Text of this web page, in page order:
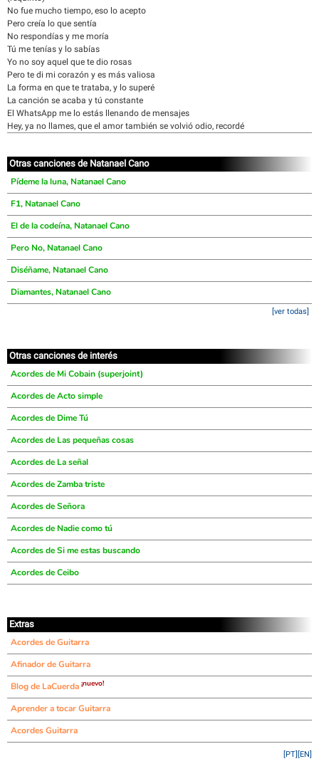
No fue mucho tiempo, eso lo acepto
Pero creía lo que sentía
No respondías y me moría
Tú me tenías y lo sabías
Yo no soy aquel que te dio rosas
Pero te di mi corazón y es más valiosa
La forma en que te trataba, y lo superé
La canción se acaba y tú constante
El WhatsApp me lo estás llenando de mensajes
Hey, ya no llames, que el amor también se volvió odio, recordé
Otras canciones de Natanael Cano
Pídeme la luna, Natanael Cano
F1, Natanael Cano
El de la codeína, Natanael Cano
Pero No, Natanael Cano
Diséñame, Natanael Cano
Diamantes, Natanael Cano
[ver todas]
Otras canciones de interés
Acordes de Mi Cobain (superjoint)
Acordes de Acto simple
Acordes de Dime Tú
Acordes de Las pequeñas cosas
Acordes de La señal
Acordes de Zamba triste
Acordes de Señora
Acordes de Nadie como tú
Acordes de Si me estas buscando
Acordes de Ceibo
Extras
Acordes de Guitarra
Afinador de Guitarra
Blog de LaCuerda ¡nuevo!
Aprender a tocar Guitarra
Acordes Guitarra
[EN]
[PT]